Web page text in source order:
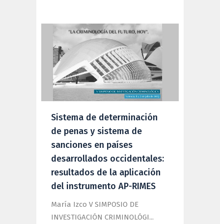
Sistema de determinación
de penas y sistema de
sanciones en países
desarrollados occidentales:
resultados de la aplicación
del instrumento AP-RIMES
María Izco V SIMPOSIO DE
INVESTIGACIÓN CRIMINOLÓGI...